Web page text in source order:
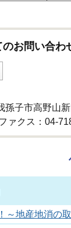
お問い合わ
子市高野山
ァクス：04-
～地産地消の